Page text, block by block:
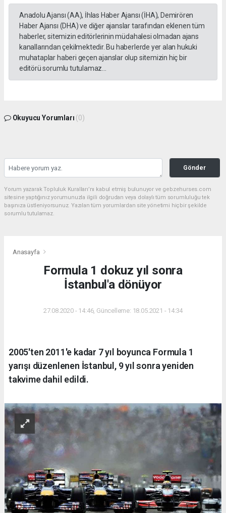
Anadolu Ajansı (AA), İhlas Haber Ajansı (İHA), Demirören
Haber Ajansı (DHA) ve diğer ajanslar tarafından eklenen tüm
haberler, sitemizin editörlerinin müdahalesi olmadan ajans
kanallarından çekilmektedir. Bu haberlerde yer alan hukuki
muhataplar haberi geçen ajanslar olup sitemizin hiç bir
editörü sorumlu tutulamaz...
Okuyucu Yorumları (0)
Gönder
Yorum yazarak Topluluk Kuralları’nı kabul etmiş bulunuyor ve gebzehurses.com
sitesine yaptığınız yorumunuzla ilgili doğrudan veya dolaylı tüm sorumluluğu tek
başınıza üstleniyorsunuz. Yazılan tüm yorumlardan site yönetimi hiçbir şekilde
sorumlu tutulamaz.
Anasayfa
Formula 1 dokuz yıl sonra
İstanbul'a dönüyor
27.08.2020 - 14:46, Güncelleme: 18.05.2021 - 14:34
2005'ten 2011'e kadar 7 yıl boyunca Formula 1
yarışı düzenlenen İstanbul, 9 yıl sonra yeniden
takvime dahil edildi.